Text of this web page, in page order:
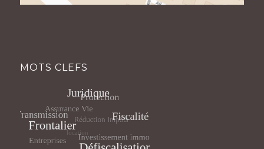
MOTS CLEFS